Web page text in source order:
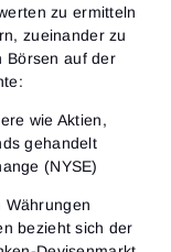
zu ermitteln
zueinander zu
Börsen auf der
wie Aktien,
gehandelt
(NYSE)
Währungen
bezieht sich der